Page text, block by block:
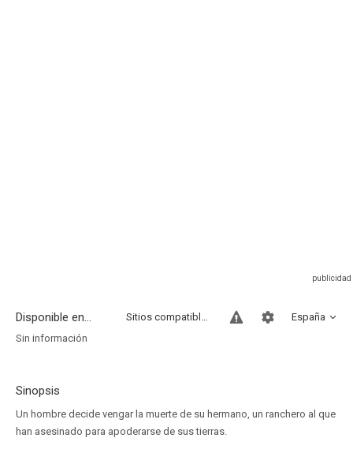
Disponible en... España
Sitios compatibles
Sin información
Sinopsis
Un hombre decide vengar la muerte de su hermano, un ranchero al que
han asesinado para apoderarse de sus tierras.